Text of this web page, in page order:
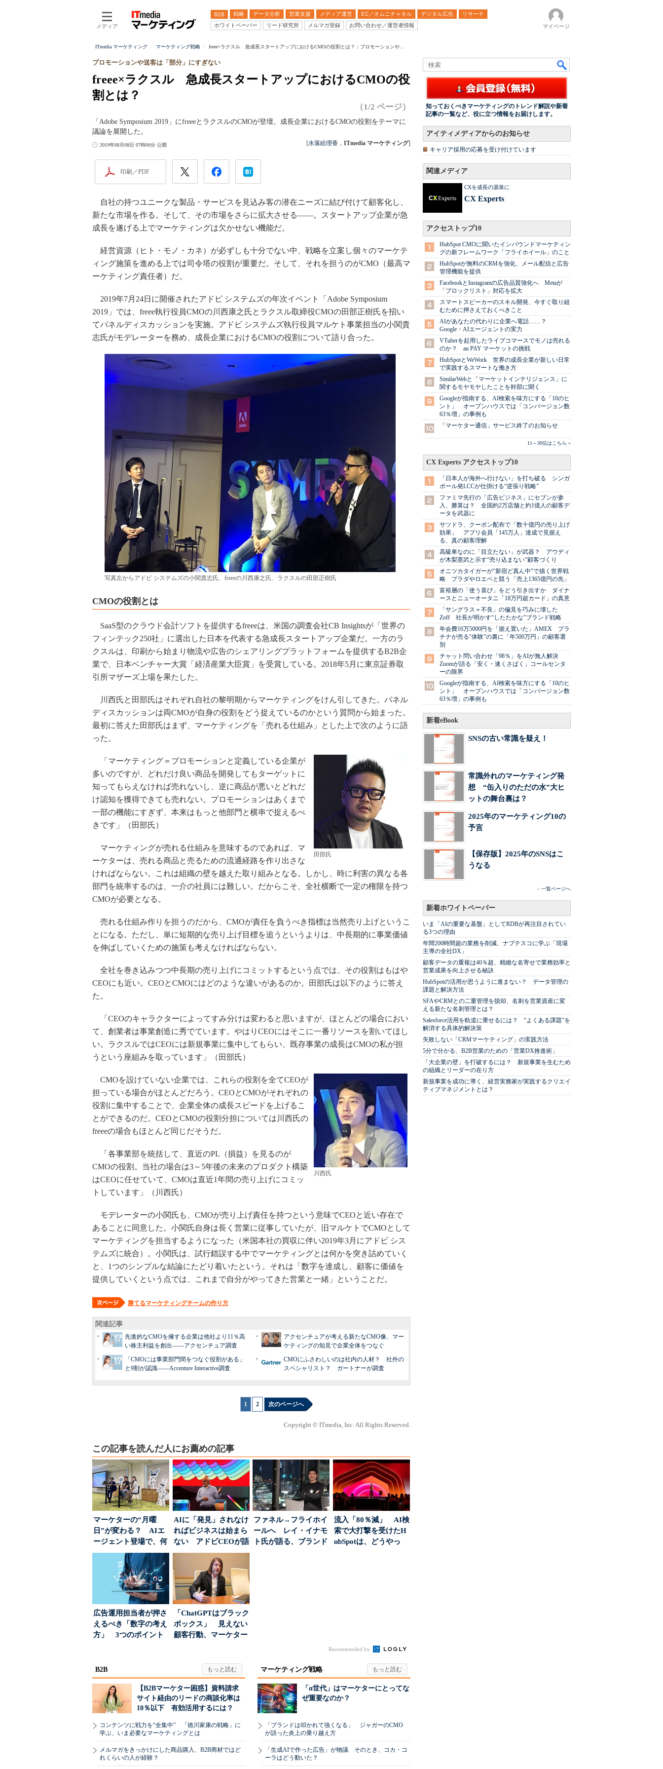
メディア
B2B 戦略 データ分析 営業支援 メディア運営 EC／オムニチャネル デジタル広告
リサーチ
ホワイトペーパー
リード研究所 メルマガ登録 お問い合わせ／運営者情報 マイページ
ITmedia マーケティング マーケティング戦略 freee×ラクスル 急成長スタートアップにおけるCMOの役割とは？：プロモーションや...
freee×ラクスル 急成長スタートアップにおけるCMOの役
割とは？
プロモーションや送客は「部分」にすぎない
（1/2 ページ）
「Adobe Symposium 2019」にfreeeとラクスルのCMOが登壇。成長企業におけるCMOの役割をテーマに
議論を展開した。
2019年08月08日 07時00分 公開 [水落絵理香 ， ITmedia マーケティング]
印刷／PDF
自社の持つユニークな製品・サービスを見込み客の潜在ニーズに結び付けて顧客化し、
新たな市場を作る。そして、その市場をさらに拡大させる――。スタートアップ企業が急
成長を遂げる上でマーケティングは欠かせない機能だ。
経営資源（ヒト・モノ・カネ）が必ずしも十分でない中、戦略を立案し個々のマーケテ
ィング施策を進める上では司令塔の役割が重要だ。そして、それを担うのがCMO（最高マ
ーケティング責任者）だ。
2019年7月24日に開催されたアドビ システムズの年次イベント「Adobe Symposium
2019」では、freee執行役員CMOの川西康之氏とラクスル取締役CMOの田部正樹氏を招い
てパネルディスカッションを実施。アドビ システムズ執行役員マルケト事業担当の小関貴
志氏がモデレーターを務め、成長企業におけるCMOの役割について語り合った。
写真左からアドビ システムズの小関貴志氏、freeeの川西康之氏、ラクスルの田部正樹氏
CMOの役割とは
SaaS型のクラウド会計ソフトを提供するfreeeは、米国の調査会社CB Insightsが「世界の
フィンテック250社」に選出した日本を代表する急成長スタートアップ企業だ。一方のラ
クスルは、印刷から始まり物流や広告のシェアリングプラットフォームを提供するB2B企
業で、日本ベンチャー大賞「経済産業大臣賞」を受賞している。2018年5月に東京証券取
引所マザーズ上場を果たした。
川西氏と田部氏はそれぞれ自社の黎明期からマーケティングをけん引してきた。パネル
ディスカッションは両CMOが自身の役割をどう捉えているのかという質問から始まった。
最初に答えた田部氏はまず、マーケティングを「売れる仕組み」とした上で次のように語
った。
田部氏
「マーケティング＝プロモーションと定義している企業が
多いのですが、どれだけ良い商品を開発してもターゲットに
知ってもらえなければ売れないし、逆に商品が悪いとどれだ
け認知を獲得できても売れない。プロモーションはあくまで
一部の機能にすぎず、本来はもっと他部門と横串で捉えるべ
きです」（田部氏）
マーケティングが売れる仕組みを意味するのであれば、マ
ーケターは、売れる商品と売るための流通経路を作り出さな
ければならない。これは組織の壁を越えた取り組みとなる。しかし、時に利害の異なる各
部門を統率するのは、一介の社員には難しい。だからこそ、全社横断で一定の権限を持つ
CMOが必要となる。
売れる仕組み作りを担うのだから、CMOが責任を負うべき指標は当然売り上げというこ
とになる。ただし、単に短期的な売り上げ目標を追うというよりは、中長期的に事業価値
を伸ばしていくための施策も考えなければならない。
全社を巻き込みつつ中長期の売り上げにコミットするという点では、その役割はもはや
CEOにも近い。CEOとCMOにはどのような違いがあるのか。田部氏は以下のように答え
た。
「CEOのキャラクターによってすみ分けは変わると思いますが、ほとんどの場合におい
て、創業者は事業創造に秀でています。やはりCEOにはそこに一番リソースを割いてほし
い。ラクスルではCEOには新規事業に集中してもらい、既存事業の成長はCMOの私が担
うという座組みを取っています」（田部氏）
川西氏
CMOを設けていない企業では、これらの役割を全てCEOが
担っている場合がほとんどだろう。CEOとCMOがそれぞれの
役割に集中することで、企業全体の成長スピードを上げるこ
とができるのだ。CEOとCMOの役割分担については川西氏の
freeeの場合もほとんど同じだそうだ。
「各事業部を統括して、直近のPL（損益）を見るのが
CMOの役割。当社の場合は3～5年後の未来のプロダクト構築
はCEOに任せていて、CMOは直近1年間の売り上げにコミッ
トしています」（川西氏）
モデレーターの小関氏も、CMOが売り上げ責任を持つという意味でCEOと近い存在で
あることに同意した。小関氏自身は長く営業に従事していたが、旧マルケトでCMOとして
マーケティングを担当するようになった（米国本社の買収に伴い2019年3月にアドビ シス
テムズに統合）。小関氏は、試行錯誤する中でマーケティングとは何かを突き詰めていく
と、1つのシンプルな結論にたどり着いたという。それは「数字を達成し、顧客に価値を
提供していくという点では、これまで自分がやってきた営業と一緒」ということだ。
勝てるマーケティングチームの作り方
関連記事
先進的なCMOを擁する企業は他社より11％高
い株主利益を創出――アクセンチュア調査
アクセンチュアが考える新たなCMO像、マー
ケティングの知見で企業全体をつなぐ
「CMOには事業部門間をつなぐ役割がある」
と9割が認識――Accenture Interactive調査
CMOにふさわしいのは社内の人材？ 社外の
スペシャリスト？ ガートナーが調査
1 2 次のページへ
Copyright © ITmedia, Inc. All Rights Reserved.
この記事を読んだ人にお薦めの記事
マーケターの“月曜
日”が変わる？ AIエ
ージェント登場で、何
が起きるか
AIに「発見」されなけ
ればビジネスは始まら
ない アドビCEOが語
った、AIエージ...
ファネル→フライホイ
ールへ レイ・イナモ
ト氏が語る、ブランド
流入「80％減」 AI検
索で大打撃を受けたH
ubSpotは、どうやっ
広告運用担当者が押さ
えるべき「数字の考え
方」 3つのポイント
「ChatGPTはブラック
ボックス」 見えない
顧客行動、マーケター
Recommended by
B2B
【B2Bマーケター困惑】資料請求
サイト経由のリードの商談化率は
10％以下 有効活用するには？
コンテンツに戦力を“全集中” 「徳川家康の戦略」に
学ぶ、いま必要なマーケティングとは
メルマガをきっかけにした商品購入、B2B商材ではど
れくらいの人が経験？
マーケティング戦略
「α世代」はマーケターにとってな
ぜ重要なのか？
「ブランドは叩かれて強くなる」 ジャガーのCMO
が語った炎上の乗り越え方
「生成AIで作った広告」が物議 そのとき、コカ・コ
ーラはどう動いた？
知っておくべきマーケティングのトレンド解説や新着
記事の一覧など、役に立つ情報をお届けします。
アイティメディアからのお知らせ
キャリア採用の応募を受け付けています
関連メディア
CXを成長の源泉に
CX Experts
アクセストップ10
HubSpot CMOに聞いたインバウンドマーケティン
グの新フレームワーク「フライホイール」のこと
HubSpotが無料のCRMを強化、メール配信と広告
管理機能を提供
FacebookとInstagramの広告品質強化へ Metaが
「ブロックリスト」対応を拡大
スマートスピーカーのスキル開発、今すぐ取り組
むために押さえておくべきこと
AIがあなたの代わりに企業へ電話……？
Google・AIエージェントの実力
VTuberを起用したライブコマースでモノは売れる
のか？ au PAY マーケットの挑戦
HubSpotとWeWork 世界の成長企業が新しい日常
で実践するスマートな働き方
SimilarWebと「マーケットインテリジェンス」に
関するモヤモヤしたことを幹部に聞く
Googleが指南する、AI検索を味方にする「10のヒ
ント」 オープンハウスでは「コンバージョン数
63％増」の事例も
「マーケター通信」サービス終了のお知らせ
11～30位はこちら »
CX Experts アクセストップ10
「日本人が海外へ行けない」を打ち破る シンガ
ポール発LCCが仕掛ける“逆張り戦略”
ファミマ先行の「広告ビジネス」にセブンが参
入、勝算は？ 全国約2万店舗と約1億人の顧客デ
ータを武器に
サツドラ、クーポン配布で「数十億円の売り上げ
効果」 アプリ会員「145万人」達成で見据え
る、真の顧客理解
高級車なのに「目立たない」が武器？ アウディ
が木梨憲武と示す“売り込まない”顧客づくり
オニツカタイガーが“新宿ど真ん中”で描く世界戦
略 プラダやロエベと競う「売上1365億円の先」
富裕層の「使う喜び」をどう引き出すか ダイナ
ースとニューオータニ「18万円超カード」の真意
「サングラス＝不良」の偏見を巧みに壊した
Zoff 社長が明かす“したたかな”ブランド戦略
年会費16万5000円を「据え置いた」AMEX プラ
チナが売る"体験"の裏に「年500万円」の顧客選
別
チャット問い合わせ「98％」をAIが無人解決
Zoomが語る「安く・速くさばく」コールセンタ
ーの限界
Googleが指南する、AI検索を味方にする「10のヒ
ント」 オープンハウスでは「コンバージョン数
63％増」の事例も
新着eBook
SNSの古い常識を疑え！
常識外れのマーケティング発
想 “缶入りのただの水”大ヒ
ットの舞台裏は？
2025年のマーケティング10の
予言
【保存版】2025年のSNSはこ
うなる
» 一覧ページへ
新着ホワイトペーパー
いま「AIの重要な基盤」としてRDBが再注目されてい
る3つの理由
年間200時間超の業務を削減、ナブテスコに学ぶ「現場
主導の全社DX」
顧客データの重複は40％超、精緻な名寄せで業務効率と
営業成果を向上させる秘訣
HubSpotの活用が思うように進まない？ データ管理の
課題と解決方法
SFAやCRMとの二重管理を脱却、名刺を営業資産に変
える新たな名刺管理とは？
Salesforce活用を軌道に乗せるには？ “よくある課題”を
解消する具体的解決策
失敗しない「CRMマーケティング」の実践方法
5分で分かる、B2B営業のための「営業DX推進術」
「大企業の壁」を打破するには？ 新規事業を生むため
の組織とリーダーの在り方
新規事業を成功に導く、経営実務家が実践するクリエイ
ティブマネジメントとは？